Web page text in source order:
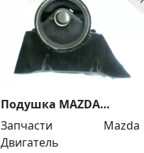
Подушка MAZDA
FAMILIA , 323 , ASTINA
1.3 - 1.5L 1998г
Краснодар
Запчасти
Mazda
Двигатель